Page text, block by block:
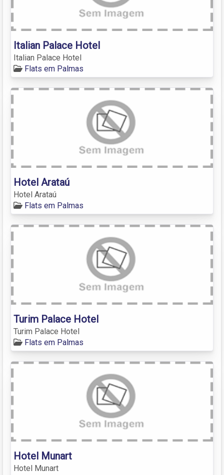
Italian Palace Hotel
Italian Palace Hotel
Flats em Palmas
Hotel Arataú
Hotel Arataú
Flats em Palmas
Turim Palace Hotel
Turim Palace Hotel
Flats em Palmas
Hotel Munart
Hotel Munart